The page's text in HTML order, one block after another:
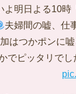
よ明日よる10時
夫婦間の嘘、仕
はつかポンに
でピッタリでし